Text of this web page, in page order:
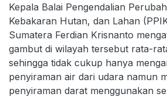
Kepala Balai Pengendalian
Kebakaran Hutan, dan Lahan
Sumatera Ferdian Krisnanto
gambut di wilayah tersebut rata-
sehingga tidak cukup hanya
penyiraman air dari udara namun
penyiraman darat menggunakan